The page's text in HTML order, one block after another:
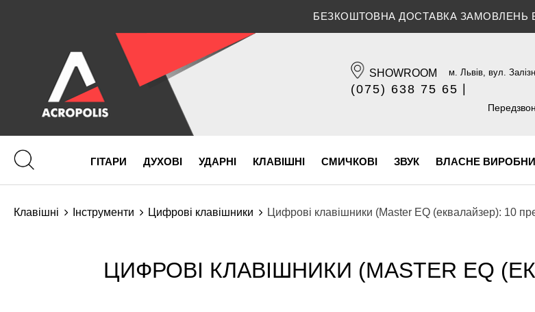
БЕЗКОШТОВНА ДОСТАВКА ЗАМОВЛЕНЬ
ЗНИЖКА 5% ПРИ ОПЛАТІ
SHOWROOM м. Львів, вул.
(075) 638 75 65
(096) 609
ГІТАРИ ДУХОВІ УДАРНІ КЛАВІШНІ СМИЧКОВІ ЗВУК ВЛАСНЕ
Клавішні Інструменти Цифрові клавішники Цифрові клавішники (Master EQ (еквалайзер): 10
ЦИФРОВІ КЛАВІШНИКИ (MASTER EQ